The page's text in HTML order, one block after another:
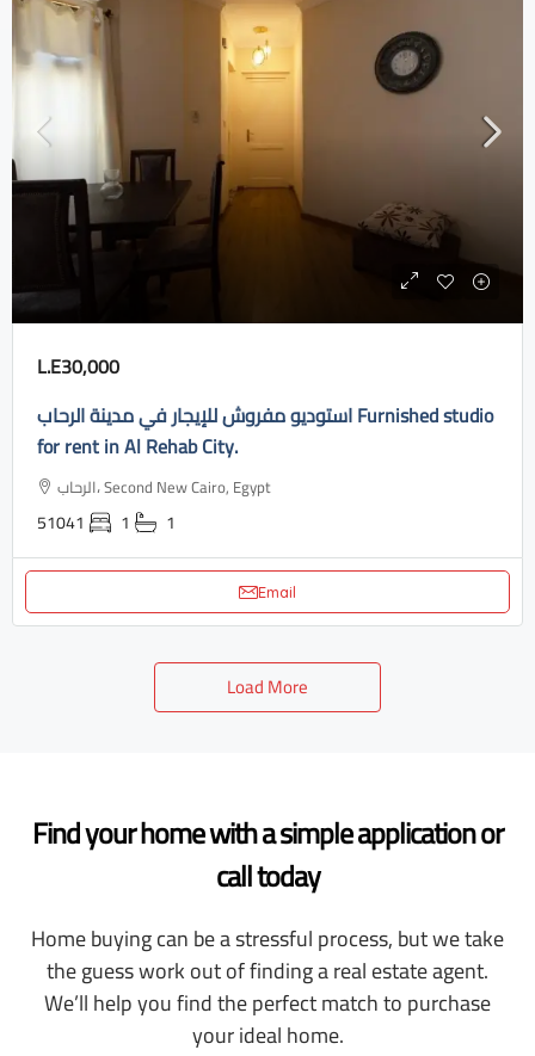
L.E30,000
استوديو مفروش للإيجار في مدينة الرحاب Furnished studio
for rent in Al Rehab City.
الرحاب، Second New Cairo, Egypt
51041 1 1
Email
Load More
Find your home with a simple application or
call today
Home buying can be a stressful process, but we take
the guess work out of finding a real estate agent.
We’ll help you find the perfect match to purchase
your ideal home.